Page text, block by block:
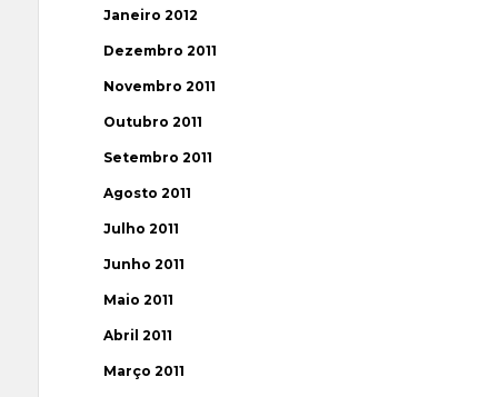
Janeiro 2012
Dezembro 2011
Novembro 2011
Outubro 2011
Setembro 2011
Agosto 2011
Julho 2011
Junho 2011
Maio 2011
Abril 2011
Março 2011